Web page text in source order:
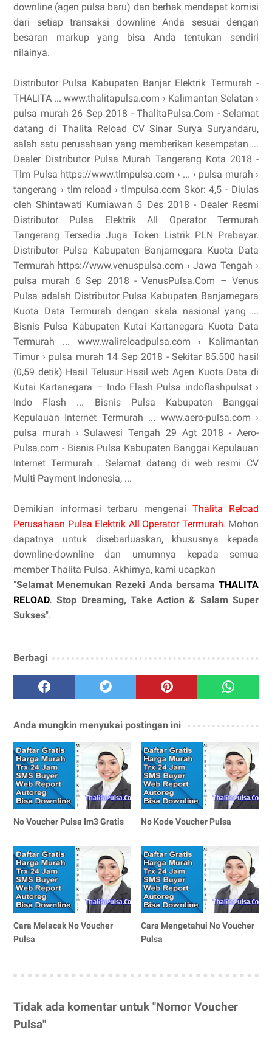
downline (agen pulsa baru) dan berhak mendapat komisi
dari setiap transaksi downline Anda sesuai dengan
besaran markup yang bisa Anda tentukan sendiri
nilainya.
Distributor Pulsa Kabupaten Banjar Elektrik Termurah -
THALITA ... www.thalitapulsa.com › Kalimantan Selatan ›
pulsa murah 26 Sep 2018 - ThalitaPulsa.Com - Selamat
datang di Thalita Reload CV Sinar Surya Suryandaru,
salah satu perusahaan yang memberikan kesempatan ...
Dealer Distributor Pulsa Murah Tangerang Kota 2018 -
Tlm Pulsa https://www.tlmpulsa.com › ... › pulsa murah ›
tangerang › tlm reload › tlmpulsa.com Skor: 4,5 - ‎Diulas
oleh Shintawati Kurniawan 5 Des 2018 - Dealer Resmi
Distributor Pulsa Elektrik All Operator Termurah
Tangerang Tersedia Juga Token Listrik PLN Prabayar.
Distributor Pulsa Kabupaten Banjarnegara Kuota Data
Termurah https://www.venuspulsa.com › Jawa Tengah ›
pulsa murah 6 Sep 2018 - VenusPulsa.Com – Venus
Pulsa adalah Distributor Pulsa Kabupaten Banjarnegara
Kuota Data Termurah dengan skala nasional yang ...
Bisnis Pulsa Kabupaten Kutai Kartanegara Kuota Data
Termurah ... www.walireloadpulsa.com › Kalimantan
Timur › pulsa murah 14 Sep 2018 - Sekitar 85.500 hasil
(0,59 detik) Hasil Telusur Hasil web Agen Kuota Data di
Kutai Kartanegara – Indo Flash Pulsa indoflashpulsat ›
Indo Flash ... Bisnis Pulsa Kabupaten Banggai
Kepulauan Internet Termurah ... www.aero-pulsa.com ›
pulsa murah › Sulawesi Tengah 29 Agt 2018 - Aero-
Pulsa.com - Bisnis Pulsa Kabupaten Banggai Kepulauan
Internet Termurah . Selamat datang di web resmi CV
Multi Payment Indonesia, ...
Demikian informasi terbaru mengenai Thalita Reload
Perusahaan Pulsa Elektrik All Operator Termurah. Mohon
dapatnya untuk disebarluaskan, khususnya kepada
downline-downline dan umumnya kepada semua
member Thalita Pulsa. Akhirnya, kami ucapkan
"Selamat Menemukan Rezeki Anda bersama THALITA
RELOAD. Stop Dreaming, Take Action & Salam Super
Sukses".
Berbagi
Anda mungkin menyukai postingan ini
No Voucher Pulsa Im3 Gratis No Kode Voucher Pulsa
Cara Melacak No Voucher
Pulsa
Cara Mengetahui No Voucher
Pulsa
Tidak ada komentar untuk "Nomor Voucher
Pulsa"